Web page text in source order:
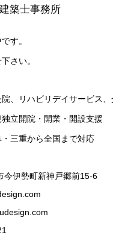
築士事務所
す。
さい。
、リハビリデイサービス
立開院・開業・開設支援
三重から全国まで対応
今伊勢町新神戸郷前15-6